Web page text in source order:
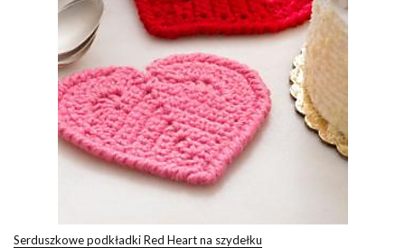
Serduszkowe podkładki Red Heart na szydełku